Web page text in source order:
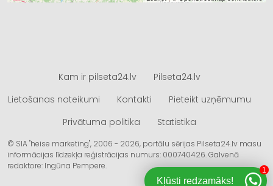
Kam ir pilseta24.lv
Pilseta24.lv
Lietošanas noteikumi
Kontakti
Pieteikt uzņēmumu
Privātuma politika
Statistika
© SIA "heise marketing", 2006 - 2026, portālu sērijas Pilseta24.lv masu
informācijas līdzekļa reģistrācijas numurs: 000740426. Galvenā
redaktore: Ingūna Pempere.
Kļūsti redzamāks!
1